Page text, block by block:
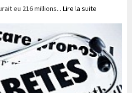
eu 216 millions... Lire la suite